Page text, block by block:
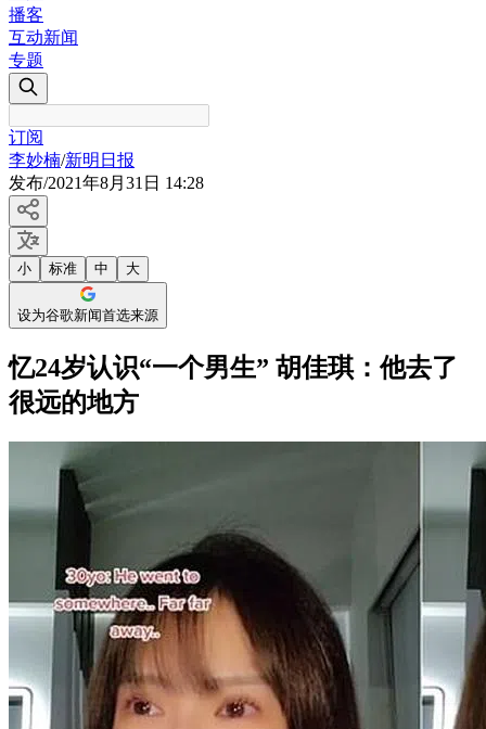
播客
互动新闻
专题
订阅
李妙楠/新明日报
发布/2021年8月31日 14:28
小 标准 中 大
设为谷歌新闻首选来源
忆24岁认识“一个男生” 胡佳琪：他去了
很远的地方